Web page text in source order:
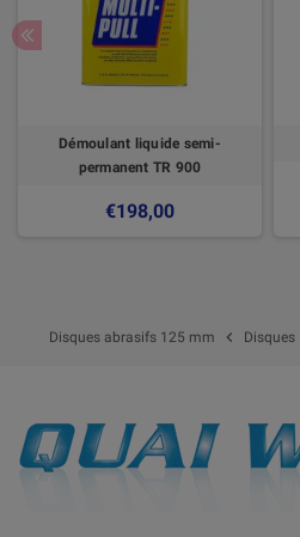
Démoulant liquide semi-
permanent TR 900
€198,00
Disques

Disques abrasifs 125 mm